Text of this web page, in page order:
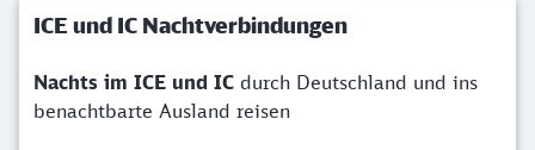
ICE und IC Nachtverbindungen
Nachts im ICE und IC durch Deutschland und ins
benachtbarte Ausland reisen